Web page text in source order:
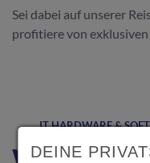
Sei dabei auf unserer
profitiere von
IT HARDWARE &
DEINE